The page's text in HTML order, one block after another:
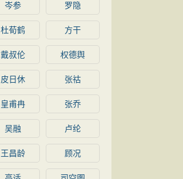
岑参 罗隐
杜荀鹤 方干
戴叔伦 权德舆
皮日休 张祜
皇甫冉 张乔
吴融 卢纶
王昌龄 顾况